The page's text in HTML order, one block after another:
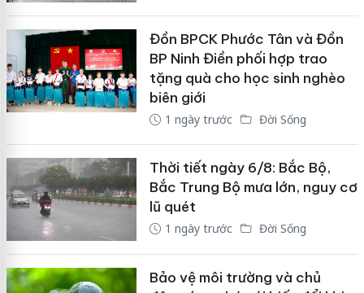
Đồn BPCK Phước Tân và Đồn
BP Ninh Điền phối hợp trao
tặng quà cho học sinh nghèo
biên giới
1 ngày trước Đời Sống
Thời tiết ngày 6/8: Bắc Bộ,
Bắc Trung Bộ mưa lớn, nguy cơ
lũ quét
1 ngày trước Đời Sống
Bảo vệ môi trường và chủ